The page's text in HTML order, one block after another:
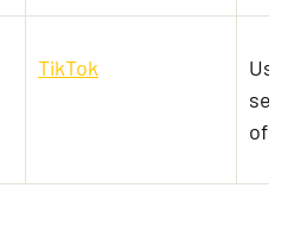
TikTok
Used
of